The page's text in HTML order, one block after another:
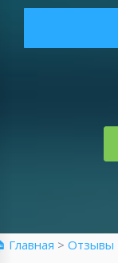
Главная > Отзывы